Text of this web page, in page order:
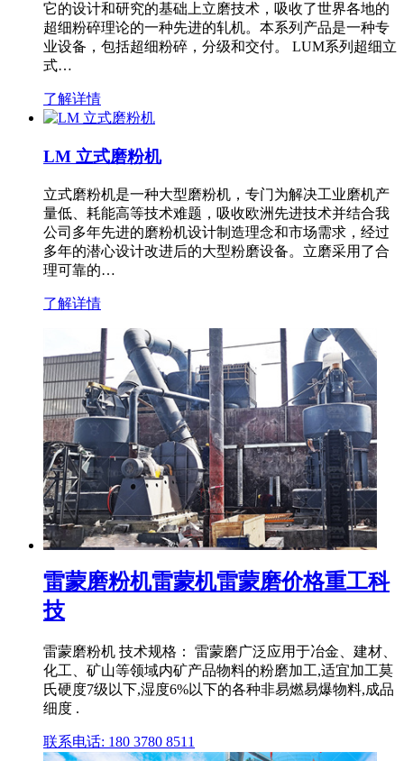
它的设计和研究的基础上立磨技术，吸收了世界各地的
超细粉碎理论的一种先进的轧机。本系列产品是一种专
业设备，包括超细粉碎，分级和交付。 LUM系列超细立
式…
了解详情
LM 立式磨粉机
立式磨粉机是一种大型磨粉机，专门为解决工业磨机产
量低、耗能高等技术难题，吸收欧洲先进技术并结合我
公司多年先进的磨粉机设计制造理念和市场需求，经过
多年的潜心设计改进后的大型粉磨设备。立磨采用了合
理可靠的…
了解详情
雷蒙磨粉机雷蒙机雷蒙磨价格重工科
技
雷蒙磨粉机 技术规格： 雷蒙磨广泛应用于冶金、建材、
化工、矿山等领域内矿产品物料的粉磨加工,适宜加工莫
氏硬度7级以下,湿度6%以下的各种非易燃易爆物料,成品
细度 .
联系电话: 180 3780 8511